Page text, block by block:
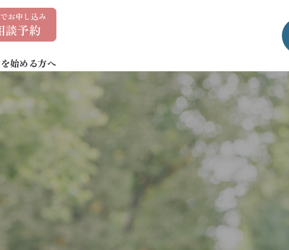
-
3
5
4
始める方へ